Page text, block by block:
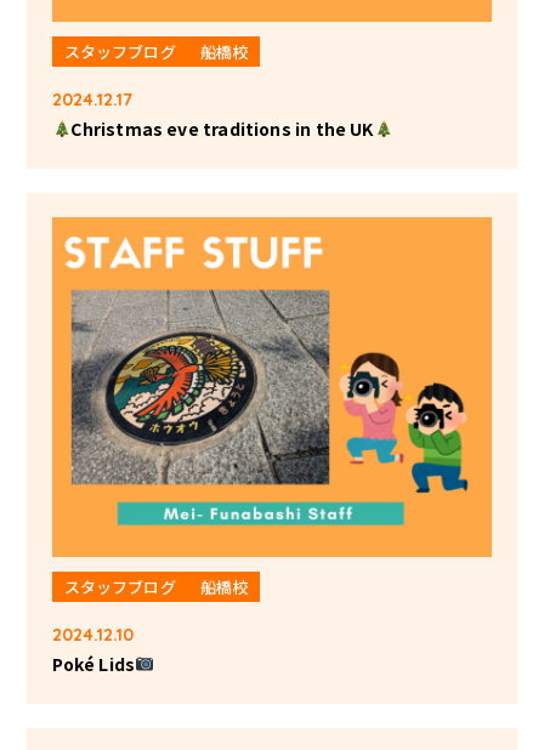
スタッフブログ 船橋校
2024.12.17
Christmas eve traditions in the UK
スタッフブログ 船橋校
2024.12.10
Poké Lids